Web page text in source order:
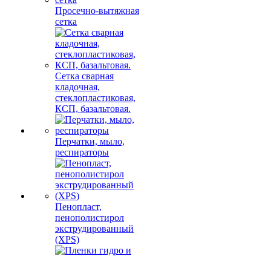
Просечно-вытяжная
сетка
Сетка сварная
кладочная,
стеклопластиковая,
КСП, базальтовая.
Перчатки, мыло,
респираторы
Пенопласт,
пенополистирол
экструдированный
(XPS)